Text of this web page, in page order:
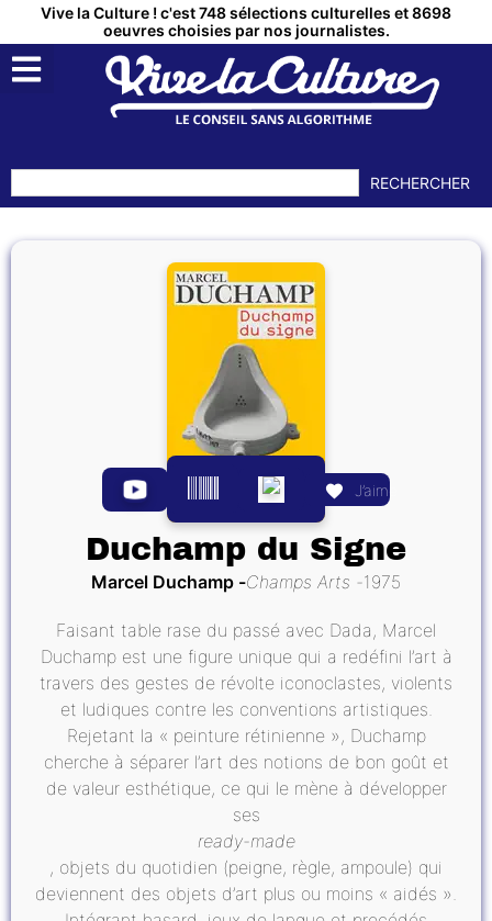
Vive la Culture ! c'est 748 sélections culturelles et 8698
oeuvres choisies par nos journalistes.
RECHERCHER
J’aime
Duchamp du Signe
Marcel Duchamp Champs Arts 1975
Faisant table rase du passé avec Dada, Marcel
Duchamp est une figure unique qui a redéfini l’art à
travers des gestes de révolte iconoclastes, violents
et ludiques contre les conventions artistiques.
Rejetant la « peinture rétinienne », Duchamp
cherche à séparer l’art des notions de bon goût et
de valeur esthétique, ce qui le mène à développer
ses
ready-made
, objets du quotidien (peigne, règle, ampoule) qui
deviennent des objets d’art plus ou moins « aidés ».